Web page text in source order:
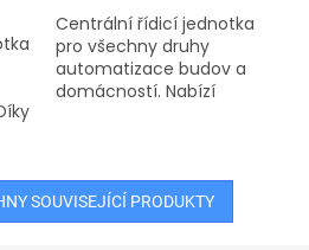
5
hvězdiček.
Centrální řídicí jednotka
pro všechny druhy
automatizace budov a
domácností. Nabízí
Tree, a umožňuje...
SOUVISEJÍCÍ PRODUKTY